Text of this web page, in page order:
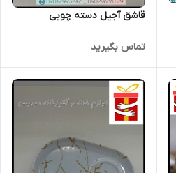
قاشق آجیل دسته چوبی
تماس بگیرید